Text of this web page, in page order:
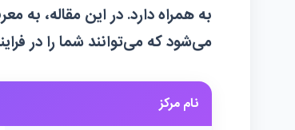
به همراه دارد. در این مقاله، به
می‌شود که می‌توانند شما را در
نام مرکز